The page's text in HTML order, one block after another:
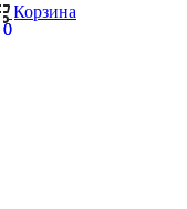
Корзина
0
0